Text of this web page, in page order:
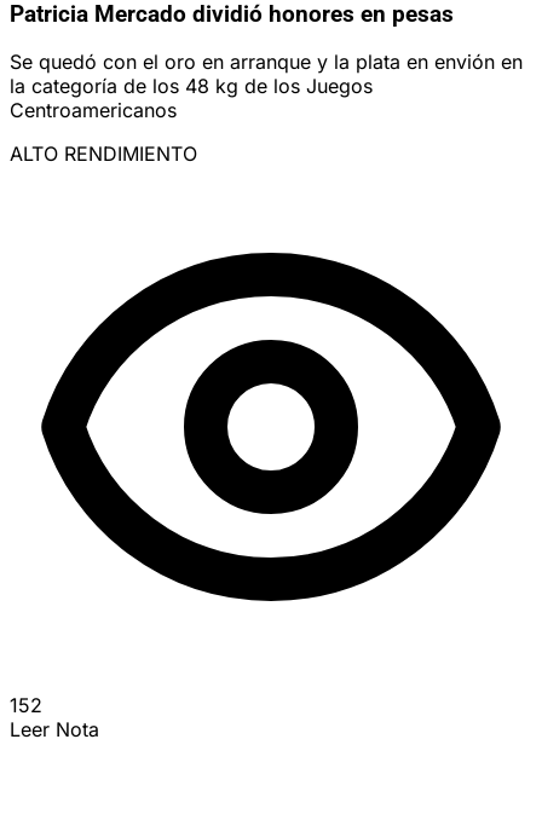
Patricia Mercado dividió honores en pesas
Se quedó con el oro en arranque y la plata en envión en
la categoría de los 48 kg de los Juegos
Centroamericanos
ALTO RENDIMIENTO
152
Leer Nota